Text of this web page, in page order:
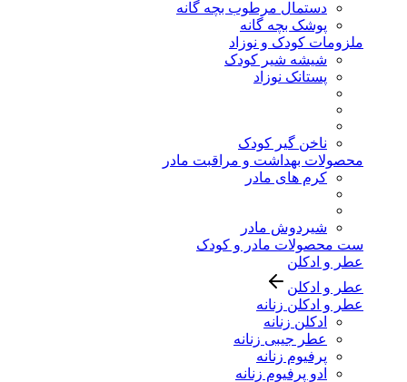
دستمال مرطوب بچه گانه
پوشک بچه گانه
ملزومات کودک و نوزاد
شیشه شیر کودک
پستانک نوزاد
ناخن گیر کودک
محصولات بهداشت و مراقبت مادر
کرم های مادر
شیردوش مادر
ست محصولات مادر و کودک
عطر و ادکلن
عطر و ادکلن
عطر و ادکلن زنانه
ادکلن زنانه
عطر جیبی زنانه
پرفیوم زنانه
ادو پرفیوم زنانه